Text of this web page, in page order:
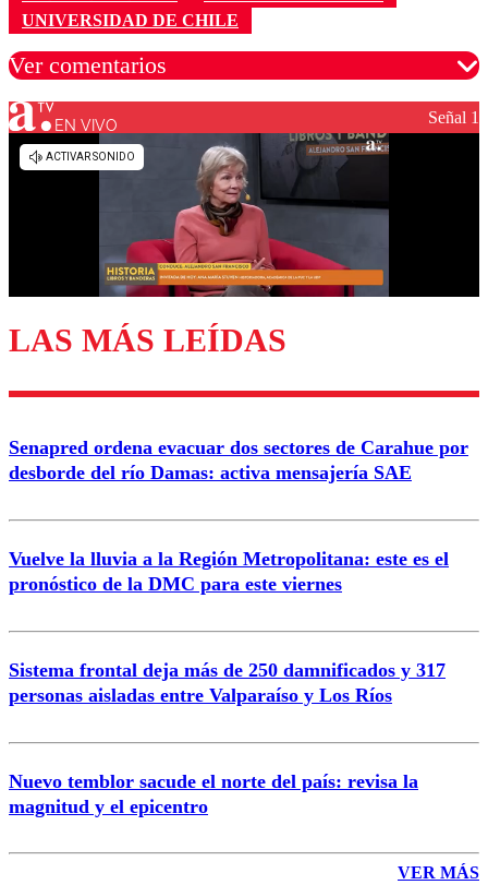
UNIVERSIDAD DE CHILE
Ver comentarios
Los comentarios son moderados para garantizar un
diálogo respetuoso.
Enviar comentario
EN VIVO Señal 1
LAS MÁS LEÍDAS
Senapred ordena evacuar dos sectores de Carahue por
desborde del río Damas: activa mensajería SAE
Vuelve la lluvia a la Región Metropolitana: este es el
pronóstico de la DMC para este viernes
Sistema frontal deja más de 250 damnificados y 317
personas aisladas entre Valparaíso y Los Ríos
Nuevo temblor sacude el norte del país: revisa la
magnitud y el epicentro
VER MÁS